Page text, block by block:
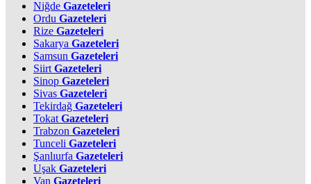
Niğde Gazeteleri
Ordu Gazeteleri
Rize Gazeteleri
Sakarya Gazeteleri
Samsun Gazeteleri
Siirt Gazeteleri
Sinop Gazeteleri
Sivas Gazeteleri
Tekirdağ Gazeteleri
Tokat Gazeteleri
Trabzon Gazeteleri
Tunceli Gazeteleri
Şanlıurfa Gazeteleri
Uşak Gazeteleri
Van Gazeteleri